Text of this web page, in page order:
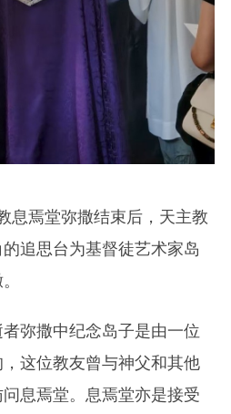
息焉堂弥撒结束后，天主教
追思台为基督徒艺术家岛
弥撒中纪念岛子是由一位
这位教友曾与神父和其他
息焉堂。息焉堂亦是接受